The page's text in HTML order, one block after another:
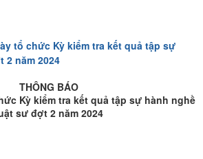
tổ chức Kỳ kiểm tra kết quả tập sự
2 năm 2024
THÔNG BÁO
Kỳ kiểm tra kết quả tập sự hành nghề
sư đợt 2 năm 2024